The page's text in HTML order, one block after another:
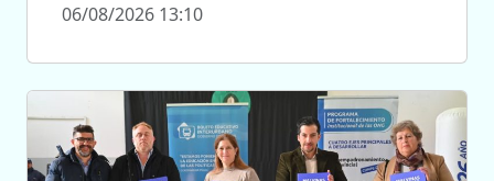
06/08/2026 13:10